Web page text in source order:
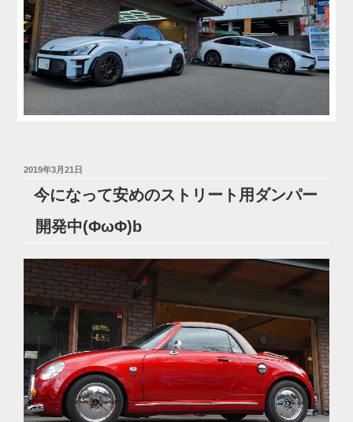
投
日:
2019年3月21日
今になって安めのストリート用ダンパー
開発中(ΦωΦ)b